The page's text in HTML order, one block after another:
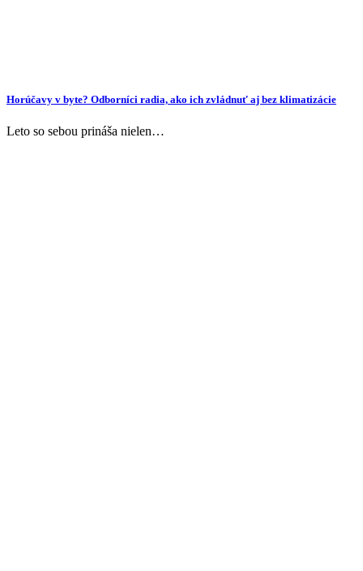
Horúčavy v byte? Odborníci radia, ako ich zvládnuť aj bez klimatizácie
Leto so sebou prináša nielen…